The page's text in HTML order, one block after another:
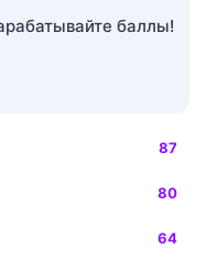
баллы!
87
80
64